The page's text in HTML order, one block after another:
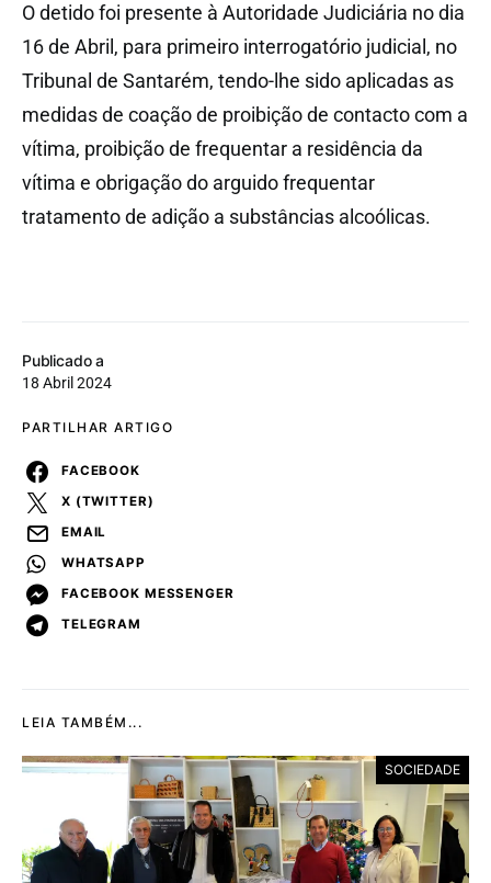
Publicado a
18 Abril 2024
PARTILHAR ARTIGO
FACEBOOK
X (TWITTER)
EMAIL
WHATSAPP
FACEBOOK MESSENGER
TELEGRAM
O detido foi presente à Autoridade Judiciária no dia
16 de Abril, para primeiro interrogatório judicial, no
Tribunal de Santarém, tendo-lhe sido aplicadas as
medidas de coação de proibição de contacto com a
vítima, proibição de frequentar a residência da
vítima e obrigação do arguido frequentar
tratamento de adição a substâncias alcoólicas.
LEIA TAMBÉM...
SOCIEDADE